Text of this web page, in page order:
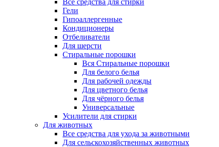
Все средства для стирки
Гели
Гипоаллергенные
Кондиционеры
Отбеливатели
Для шерсти
Стиральные порошки
Вся Стиральные порошки
Для белого белья
Для рабочей одежды
Для цветного белья
Для чёрного белья
Универсальные
Усилители для стирки
Для животных
Все средства для ухода за животными
Для сельскохозяйственных животных